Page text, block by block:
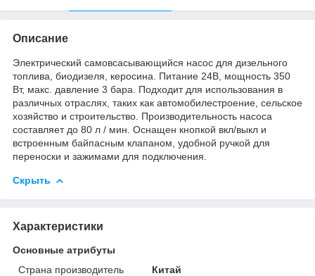
Описание
Электрический самовсасывающийся насос для дизельного
топлива, биодизеля, керосина. Питание 24В, мощность 350
Вт, макс. давление 3 бара. Подходит для использования в
различных отраслях, таких как автомобилестроение, сельское
хозяйство и строительство. Производительность насоса
составляет до 80 л / мин. Оснащен кнопкой вкл/выкл и
встроенным байпасным клапаном, удобной ручкой для
переноски и зажимами для подключения.
Скрыть
Характеристики
Основные атрибуты
Страна производитель
Китай